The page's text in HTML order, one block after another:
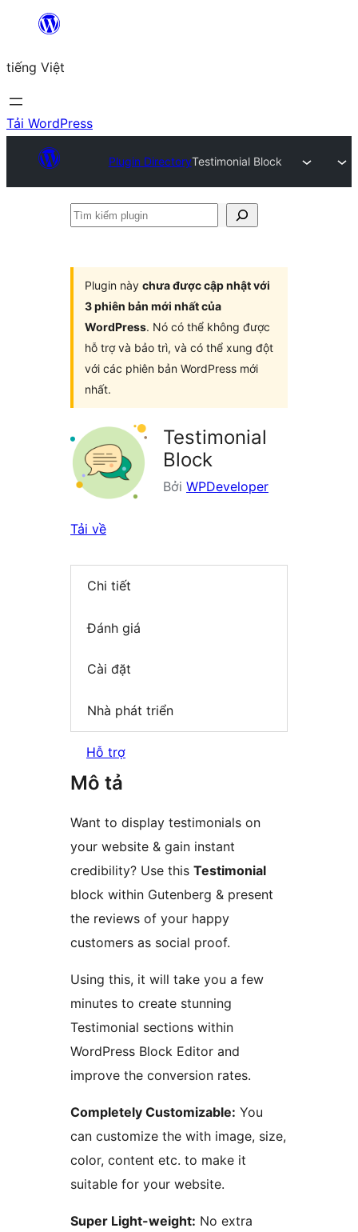
Chuyển
phần
nội
dung
tiếng Việt
Tải WordPress
Plugin DirectoryTestimonial Block
Tìm
Plugin này chưa được cập nhật với
3 phiên bản mới nhất của
WordPress. Nó có thể không được
hỗ trợ và bảo trì, và có thể xung đột
với các phiên bản WordPress mới
nhất.
Testimonial
Block
Bởi WPDeveloper
Tải về
Chi tiết
Đánh giá
Cài đặt
Nhà phát triển
Hỗ trợ
Mô tả
Want to display testimonials on
your website & gain instant
credibility? Use this Testimonial
block within Gutenberg & present
the reviews of your happy
customers as social proof.
Using this, it will take you a few
minutes to create stunning
Testimonial sections within
WordPress Block Editor and
improve the conversion rates.
Completely Customizable: You
can customize the with image, size,
color, content etc. to make it
suitable for your website.
Super Light-weight: No extra